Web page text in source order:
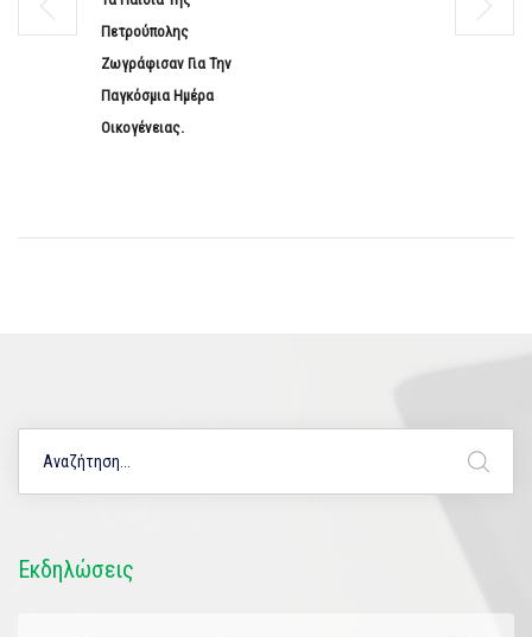
Πετρούπολης
Ζωγράφισαν Για Την
Παγκόσμια Ημέρα
Οικογένειας.
Εκδηλώσεις